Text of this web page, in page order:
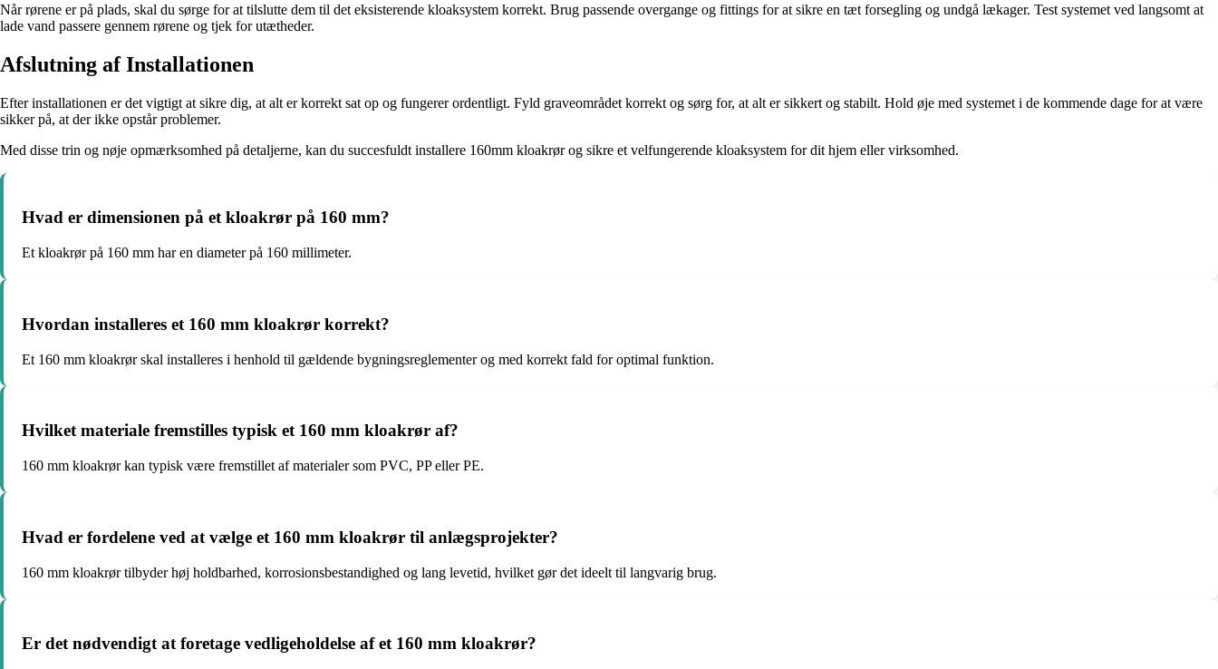
Når rørene er på plads, skal du sørge for at tilslutte dem til det eksisterende kloaksystem korrekt. Brug passende overgange og fittings for at sikre en tæt forsegling og undgå lækager. Test systemet ved langsomt at
lade vand passere gennem rørene og tjek for utætheder.
Afslutning af Installationen
Efter installationen er det vigtigt at sikre dig, at alt er korrekt sat op og fungerer ordentligt. Fyld graveområdet korrekt og sørg for, at alt er sikkert og stabilt. Hold øje med systemet i de kommende dage for at være
sikker på, at der ikke opstår problemer.
Med disse trin og nøje opmærksomhed på detaljerne, kan du succesfuldt installere 160mm kloakrør og sikre et velfungerende kloaksystem for dit hjem eller virksomhed.
Hvad er dimensionen på et kloakrør på 160 mm?
Et kloakrør på 160 mm har en diameter på 160 millimeter.
Hvordan installeres et 160 mm kloakrør korrekt?
Et 160 mm kloakrør skal installeres i henhold til gældende bygningsreglementer og med korrekt fald for optimal funktion.
Hvilket materiale fremstilles typisk et 160 mm kloakrør af?
160 mm kloakrør kan typisk være fremstillet af materialer som PVC, PP eller PE.
Hvad er fordelene ved at vælge et 160 mm kloakrør til anlægsprojekter?
160 mm kloakrør tilbyder høj holdbarhed, korrosionsbestandighed og lang levetid, hvilket gør det ideelt til langvarig brug.
Er det nødvendigt at foretage vedligeholdelse af et 160 mm kloakrør?